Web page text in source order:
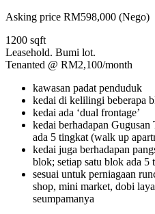
Asking price RM598,000 (Nego)
1200 sqft
Leasehold. Bumi lot.
Tenanted @ RM2,100/month
kawasan padat penduduk
kedai di kelilingi beberapa
kedai ada ‘dual frontage’
kedai berhadapan
ada 5 tingkat (walk up
kedai juga berhadapan
blok; setiap satu blok ada 5
sesuai untuk perniagaan
shop, mini market, dobi
seumpamanya